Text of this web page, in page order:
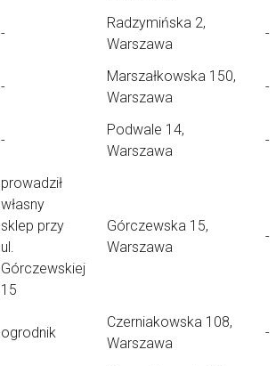
-
Radzymińska 2,
Warszawa
-
-
Marszałkowska 150,
Warszawa
-
-
Podwale 14,
Warszawa
-
prowadził
własny
sklep przy
ul.
Górczewskiej
15
Górczewska 15,
Warszawa
-
ogrodnik
Czerniakowska 108,
Warszawa
-